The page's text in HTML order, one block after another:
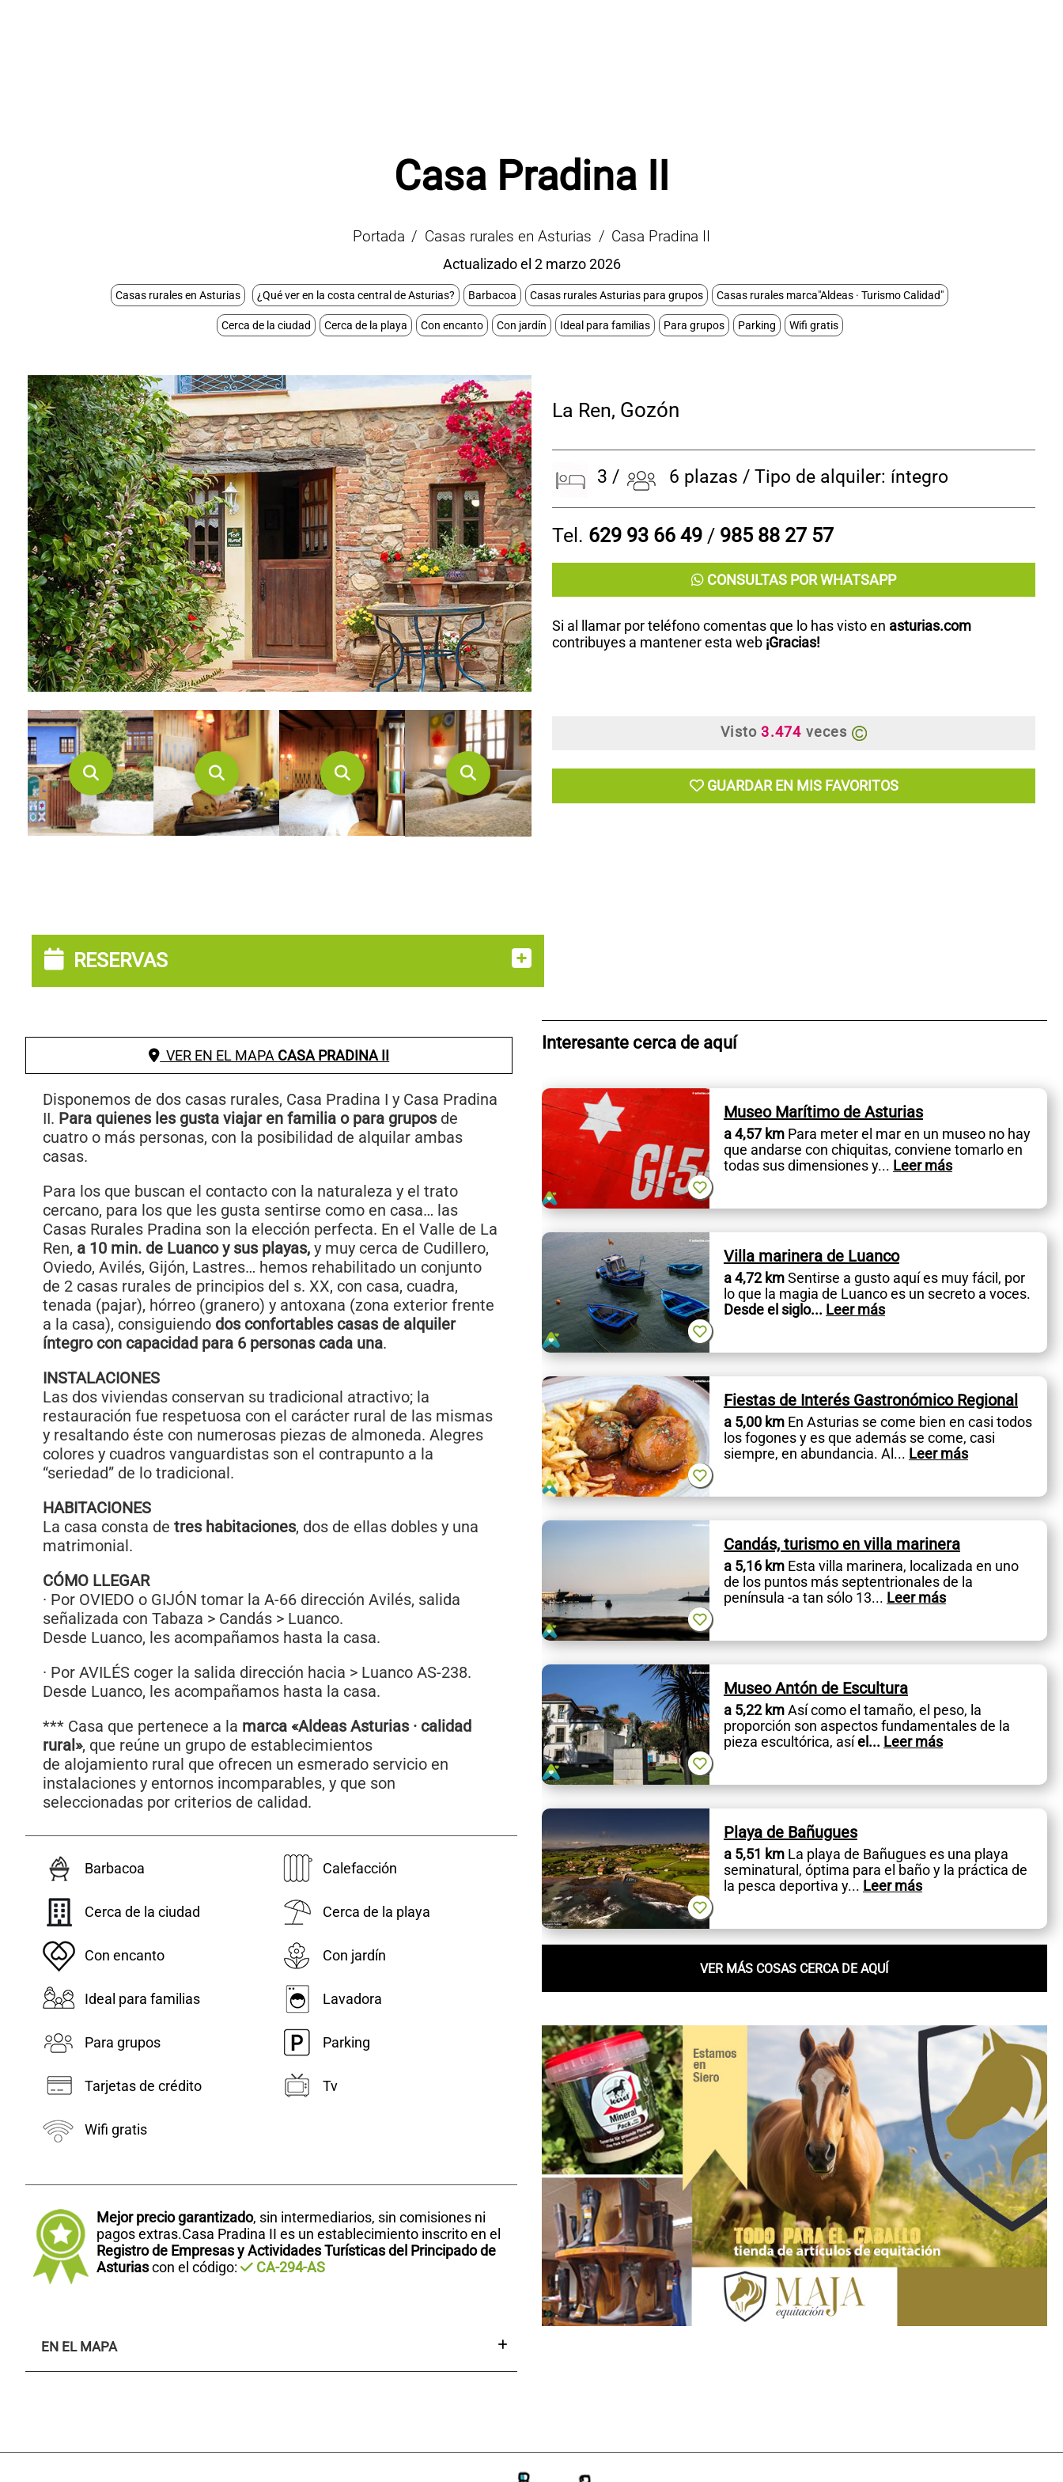
Casa Pradina II
Portada Casas rurales en Asturias Casa Pradina II
Actualizado el 2 marzo 2026
Casas rurales en Asturias ¿Qué ver en la costa central de Asturias? Barbacoa Casas rurales Asturias para grupos Casas rurales marca"Aldeas · Turismo Calidad"
Cerca de la ciudad Cerca de la playa Con encanto Con jardín Ideal para familias Para grupos Parking Wifi gratis
La Ren, Gozón
3 / 6 plazas / Tipo de alquiler: íntegro
Tel. 629 93 66 49 / 985 88 27 57
CONSULTAS POR WHATSAPP
Si al llamar por teléfono comentas que lo has visto en asturias.com
contribuyes a mantener esta web ¡Gracias!
Visto3.474 veces
GUARDAR EN MIS FAVORITOS
RESERVAS
VER EN EL MAPA CASA PRADINA II
Disponemos de dos casas rurales, Casa Pradina I y Casa Pradina
II. Para quienes les gusta viajar en familia o para gruposde
cuatro o más personas, con la posibilidad de alquilar ambas
casas.
Para los que buscan el contacto con la naturaleza y el trato
cercano, para los que les gusta sentirse como en casa… las
Casas Rurales Pradina son la elección perfecta. En el Valle de La
Ren, a 10 min. de Luanco y sus playas, y muy cerca de Cudillero,
Oviedo, Avilés, Gijón, Lastres… hemos rehabilitado un conjunto
de 2 casas rurales de principios del s. XX, con casa, cuadra,
tenada (pajar), hórreo (granero) y antoxana (zona exterior frente
a la casa), consiguiendo dos confortables casas de alquiler
íntegro con capacidad para 6 personas cada una.
INSTALACIONES
Las dos viviendas conservan su tradicional atractivo; la
restauración fue respetuosa con el carácter rural de las mismas
y resaltando éste con numerosas piezas de almoneda. Alegres
colores y cuadros vanguardistas son el contrapunto a la
“seriedad” de lo tradicional.
HABITACIONES
La casa consta de tres habitaciones, dos de ellas dobles y una
matrimonial.
CÓMO LLEGAR
· Por OVIEDO o GIJÓN tomar la A-66 dirección Avilés, salida
señalizada con Tabaza > Candás > Luanco.
Desde Luanco, les acompañamos hasta la casa.
· Por AVILÉS coger la salida dirección hacia > Luanco AS-238.
Desde Luanco, les acompañamos hasta la casa.
*** Casa que pertenece a la marca «Aldeas Asturias · calidad
rural», que reúne un grupo de establecimientos
de alojamiento rural que ofrecen un esmerado servicio en
instalaciones y entornos incomparables, y que son
seleccionadas por criterios de calidad.
Barbacoa Calefacción
Cerca de la ciudad Cerca de la playa
Con encanto Con jardín
Ideal para familias Lavadora
Para grupos Parking
Tarjetas de crédito Tv
Wifi gratis
Mejor precio garantizado, sin intermediarios, sin comisiones ni
pagos extras.Casa Pradina II es un establecimiento inscrito en el
Registro de Empresas y Actividades Turísticas del Principado de
Asturiascon el código: CA-294-AS
EN EL MAPA
Interesante cerca de aquí
Museo Marítimo de Asturias
a 4,57 kmPara meter el mar en un museo no hay
que andarse con chiquitas, conviene tomarlo en
todas sus dimensiones y... Leer más
Villa marinera de Luanco
a 4,72 kmSentirse a gusto aquí es muy fácil, por
lo que la magia de Luanco es un secreto a voces.
Desde el siglo... Leer más
Fiestas de Interés Gastronómico Regional
a 5,00 kmEn Asturias se come bien en casi todos
los fogones y es que además se come, casi
siempre, en abundancia. Al ... Leer más
Candás, turismo en villa marinera
a 5,16 kmEsta villa marinera, localizada en uno
de los puntos más septentrionales de la
península -a tan sólo 13... Leer más
Museo Antón de Escultura
a 5,22 kmAsí como el tamaño, el peso, la
proporción son aspectos fundamentales de la
pieza escultórica, asíel ... Leer más
Playa de Bañugues
a 5,51 kmLa playa de Bañugues es una playa
seminatural, óptima para el baño y la práctica de
la pesca deportiva y... Leer más
VER MÁS COSAS CERCA DE AQUÍ